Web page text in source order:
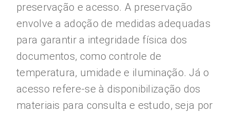
preservação e acesso. A preservação
envolve a adoção de medidas adequadas
para garantir a integridade física dos
documentos, como controle de
temperatura, umidade e iluminação. Já o
acesso refere-se à disponibilização dos
materiais para consulta e estudo, seja por